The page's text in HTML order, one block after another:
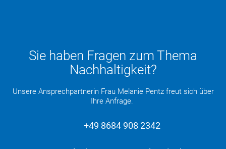
Sie haben Fragen zum Thema
Nachhaltigkeit?
Unsere Ansprechpartnerin Frau Melanie Pentz freut sich über
Ihre Anfrage.
+49 8684 908 2342